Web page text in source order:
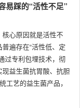
易踩的“活性不足”
心原因就是活性不
遍存在“活性低、定
过专利包埋技术，彻
益生菌抗胃酸、抗胆
工艺的益生菌产品，